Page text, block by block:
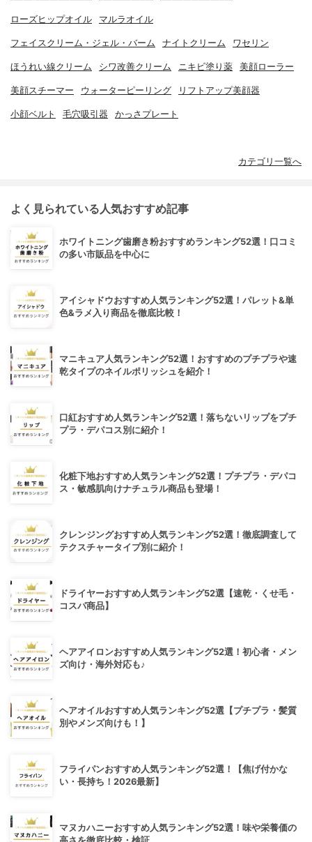
ローズヒップオイル マルラオイル
フェイスクリーム・ジェル・バーム ナイトクリーム ワセリン
ほうれい線クリーム シワ改善クリーム ニキビ塗り薬 美顔ローラー
美顔スチーマー ウォーターピーリング リフトアップ美顔器
小顔ベルト 毛穴吸引器 かっさプレート
カテゴリ一覧へ
よく見られている人気おすすめ記事
ホワイトニング歯磨き粉おすすめランキング52選！口コミ
の多い市販品を中心に
アイシャドウおすすめ人気ランキング52選！パレット&単
色&ラメ入り商品を徹底比較！
マニキュア人気ランキング52選！おすすめのプチプラや速
乾タイプのネイルポリッシュを紹介！
口紅おすすめ人気ランキング52選！落ちないリップをプチ
プラ・デパコス別に紹介！
化粧下地おすすめ人気ランキング52選！プチプラ・デパコ
ス・敏感肌向けナチュラル商品も登場！
クレンジングおすすめ人気ランキング52選！徹底調査して
テクスチャータイプ別に紹介！
ドライヤーおすすめ人気ランキング52選【速乾・くせ毛・
コスパ商品】
ヘアアイロンおすすめ人気ランキング52選！初心者・メン
ズ向け・海外対応も♪
ヘアオイルおすすめ人気ランキング52選【プチプラ・髪質
別やメンズ向けも！】
フライパンおすすめ人気ランキング52選！【焦げ付かな
い・長持ち！2026最新】
マヌカハニーおすすめ人気ランキング52選！味や栄養価の